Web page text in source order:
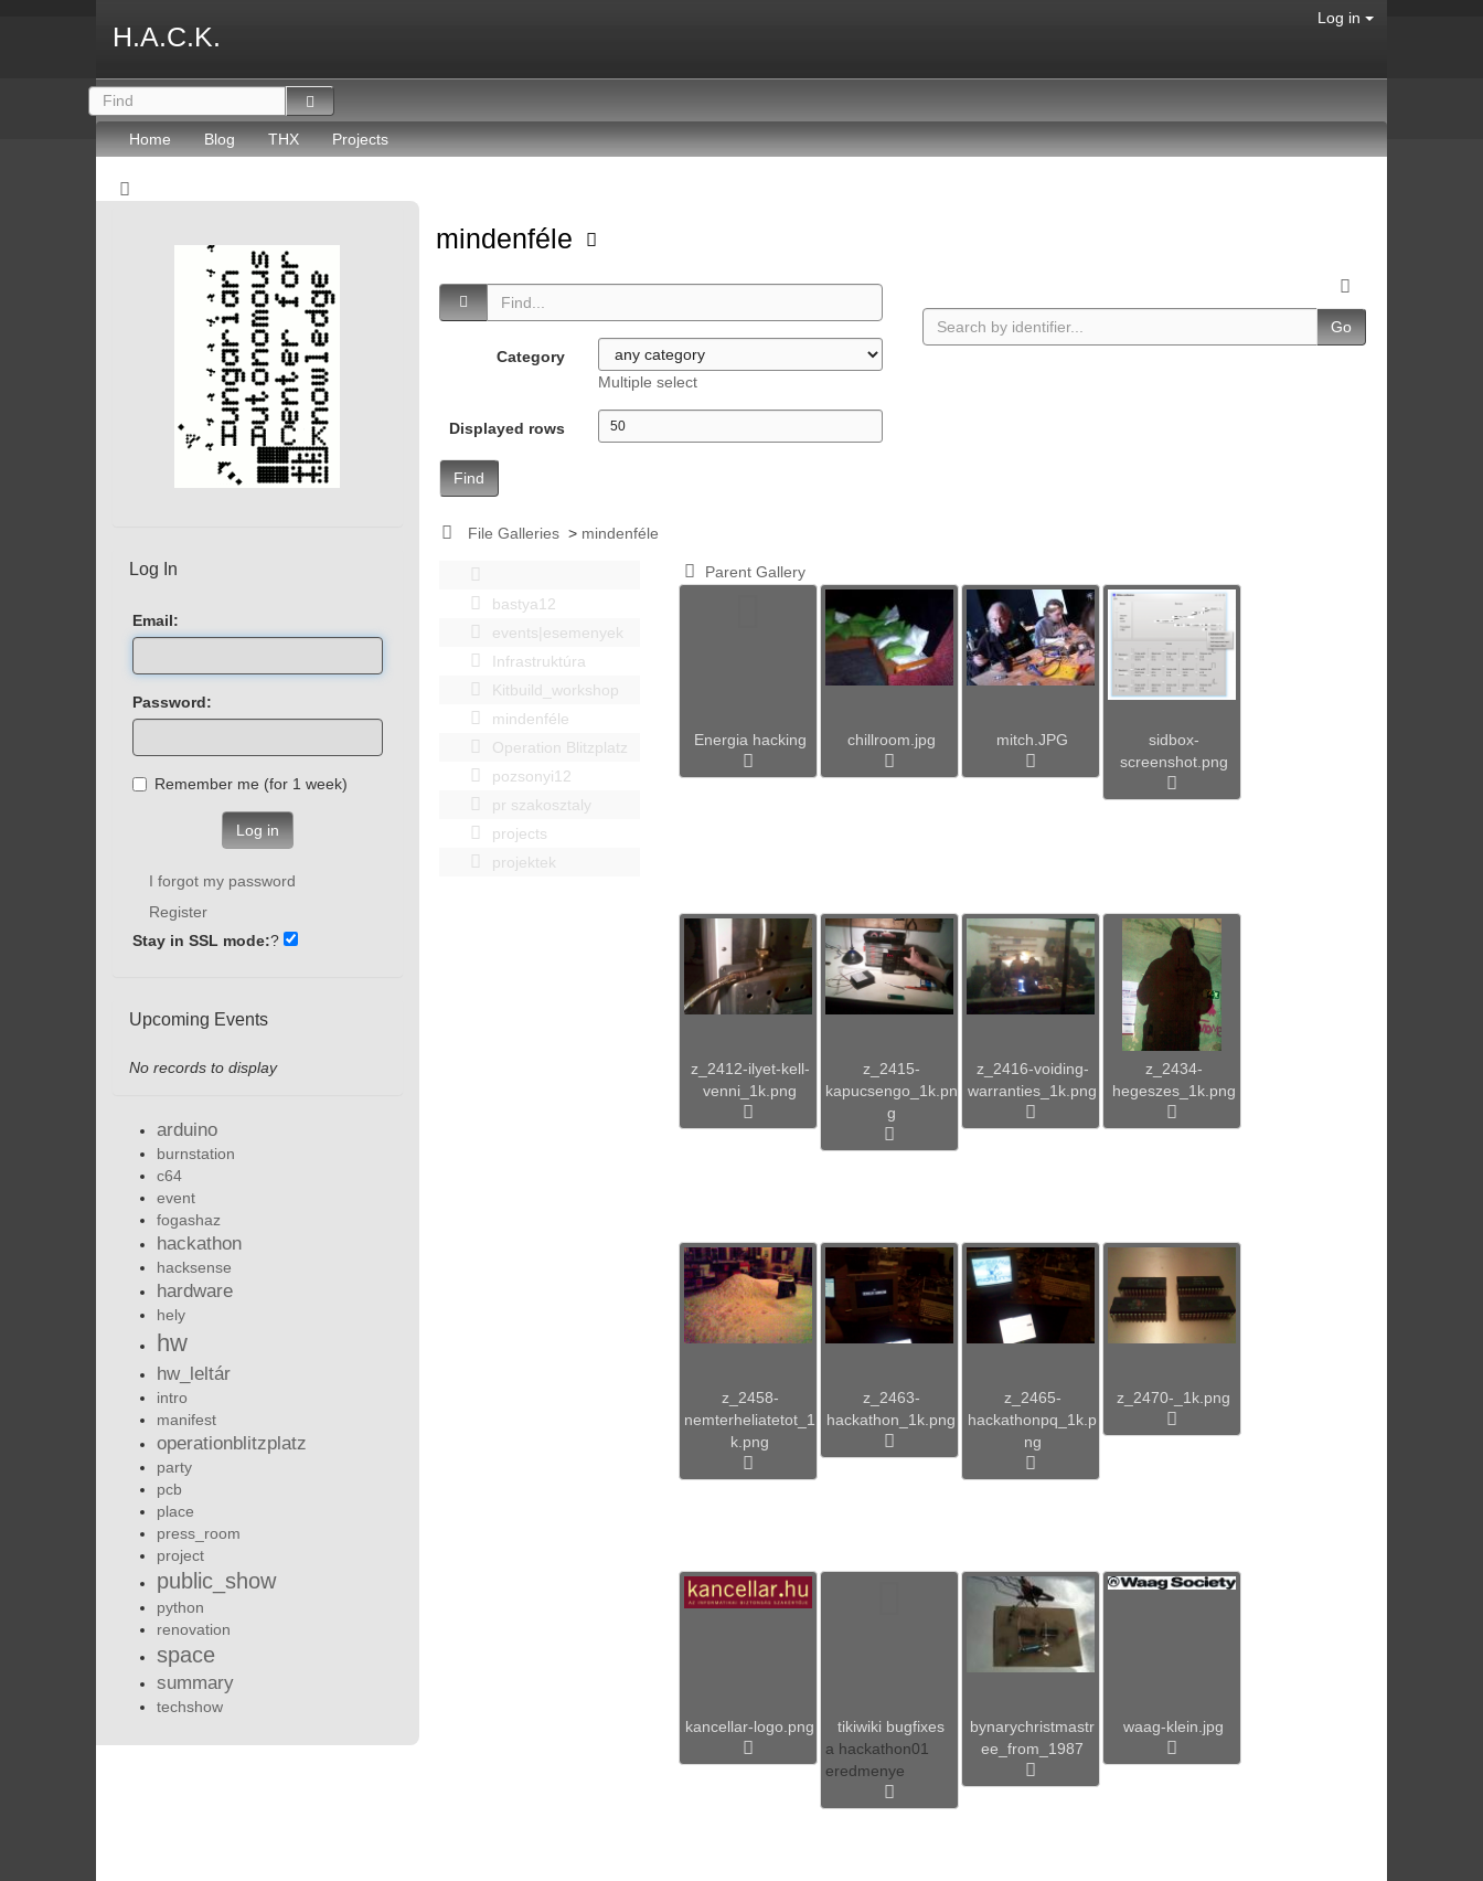
H.A.C.K.
Log in
Home Blog THX Projects
mindenféle
Category
Multiple select
Displayed rows
Find
Go
File Galleries > mindenféle
bastya12
events|esemenyek
Infrastruktúra
Kitbuild_workshop
mindenféle
Operation Blitzplatz
pozsonyi12
pr szakosztaly
projects
projektek
Parent Gallery
Energia hacking chillroom.jpg mitch.JPG
sidbox-
screenshot.png
z_2412-ilyet-kell-
venni_1k.png
z_2415-
kapucsengo_1k.pn
g
z_2416-voiding-
warranties_1k.png
z_2434-
hegeszes_1k.png
z_2458-
nemterheliatetot_1
k.png
z_2463-
hackathon_1k.png
z_2465-
hackathonpq_1k.p
ng
z_2470-_1k.png
kancellar-logo.png
tikiwiki bugfixes
a hackathon01
eredmenye
bynarychristmastr
ee_from_1987
waag-klein.jpg
Log In
Email:
Password:
Remember me (for 1 week)
Log in
I forgot my password
Register
Stay in SSL mode:?
Upcoming Events
No records to display
arduino
burnstation
c64
event
fogashaz
hackathon
hacksense
hardware
hely
hw
hw_leltár
intro
manifest
operationblitzplatz
party
pcb
place
press_room
project
public_show
python
renovation
space
summary
techshow